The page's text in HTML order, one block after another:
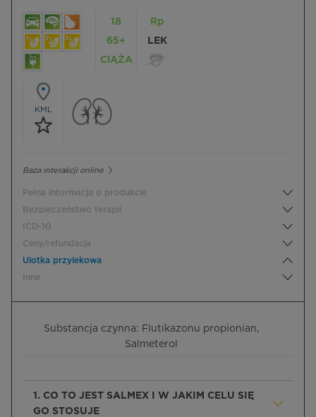
18
65+
CIĄŻA
Rp
LEK
KML
Baza interakcji online
Pełna informacja o produkcie
Bezpieczeństwo terapii
ICD-10
Ceny/refundacja
Ulotka przylekowa
Inne
Substancja czynna: Flutikazonu propionian,
Salmeterol
1. CO TO JEST SALMEX I W JAKIM CELU SIĘ
GO STOSUJE